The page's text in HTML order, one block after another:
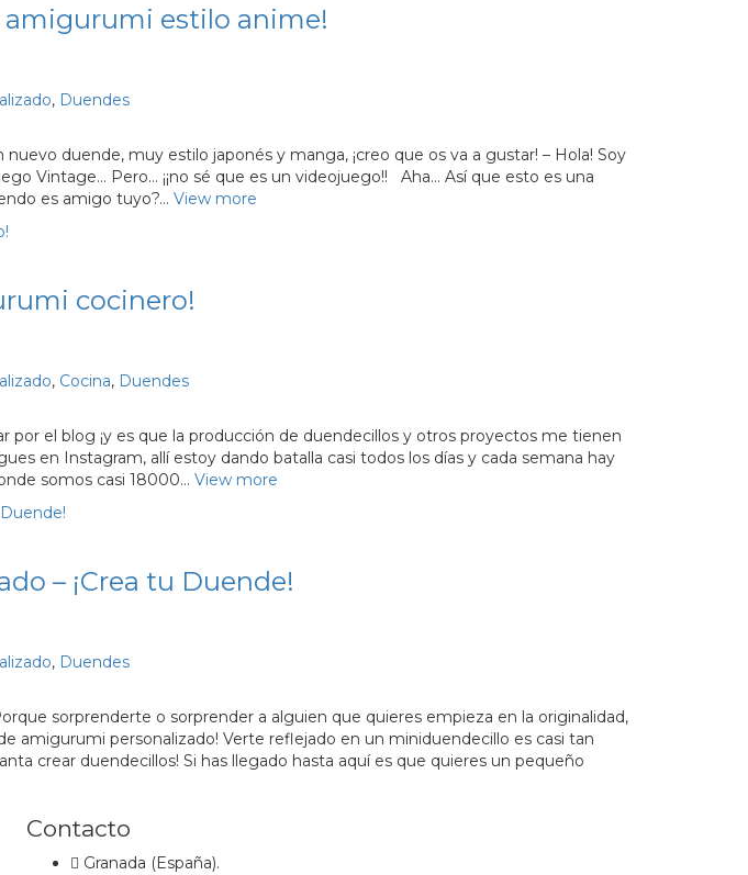
amigurumi estilo anime!
, Duendes
nuevo duende, muy estilo japonés y manga, ¡creo que os va a gustar! – Hola! Soy
Vintage… Pero… ¡¡no sé que es un videojuego!! Aha… Así que esto es una
es amigo tuyo?… View more
cocinero!
, Cocina, Duendes
por el blog ¡y es que la producción de duendecillos y otros proyectos me tienen
en Instagram, allí estoy dando batalla casi todos los días y cada semana hay
somos casi 18000… View more
– ¡Crea tu Duende!
, Duendes
sorprenderte o sorprender a alguien que quieres empieza en la originalidad,
amigurumi personalizado! Verte reflejado en un miniduendecillo es casi tan
crear duendecillos! Si has llegado hasta aquí es que quieres un pequeño
Contacto
Granada (España).